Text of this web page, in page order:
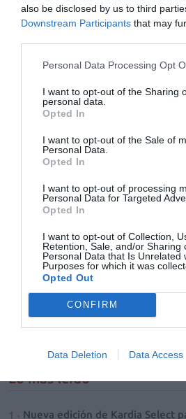
also be disclosed by us to third
Downstream Participants that may
Personal Data Processing Opt
I want to opt-out of the Sharing
personal data.
Opted In
I want to opt-out of the Sale of
Personal Data.
Opted In
I want to opt-out of processing
Personal Data for Targeted
Opted In
I want to opt-out of Collection,
Retention, Sale, and/or Sharing
Personal Data that Is Unrelated
Purposes for which it was
Opted Out
CONFIRM
Data Deletion Data Access
FarmaPhone, primera aplicación
Las boticas de Bizkaia disponen desde el
la información que necesitan sobre:
servicios, así como las noticias sanitarias
Las farmacias de Bizkaia
en la lucha contra el tabaco
Coincidiendo con la celebración del Día
farmacias vizcaínas muestran, una vez
deshabituación tabáquica.
Oftalmología para farmacéuticos
Noticias y novedades Redacción
27/
El Colegio de Farmacéuticos de Bizkaia
curso sobre «Oftalmología para
«revisar las afecciones más frecuentes
prestando especial atención a su
posibles respuestas a las consultas más
Lo más leído
Nueva edición de Kardia Select